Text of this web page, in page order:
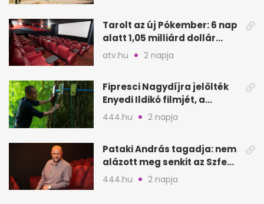
Tarolt az új Pókember: 6 nap
alatt 1,05 milliárd dollár
bevétel
atv.hu 2 napja
Fipresci Nagydíjra jelölték
Enyedi Ildikó filmjét, a
Csendes barátot
444.hu 2 napja
Pataki András tagadja: nem
alázott meg senkit az Szfe
felvételijén
444.hu 2 napja